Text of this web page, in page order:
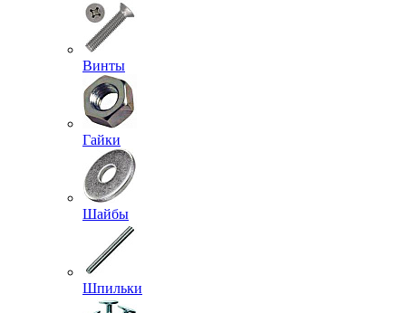
Винты
Гайки
Шайбы
Шпильки